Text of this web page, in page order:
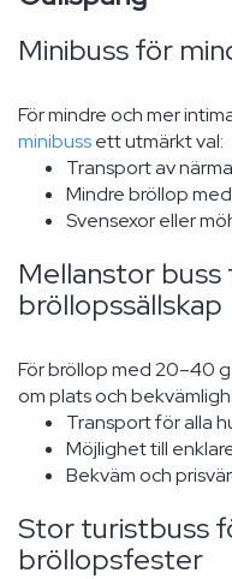
Minibuss för
För mindre och mer
minibussett utmärkt val:
Transport av
Mindre bröllop
Svensexor eller
Mellanstor
bröllopssällskap
För bröllop med 20–40
om plats och
Transport för alla
Möjlighet till
Bekväm och
Stor turistbuss
bröllopsfester